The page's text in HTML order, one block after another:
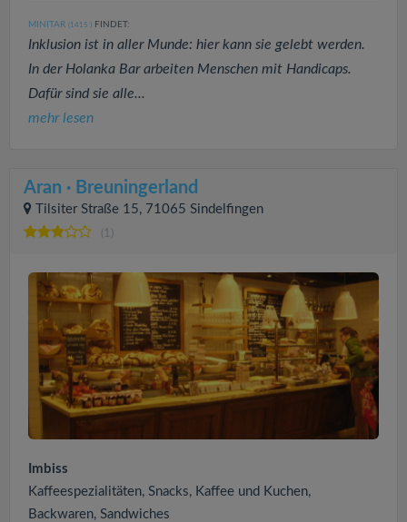
MINITAR (1415 ) FINDET:
Inklusion ist in aller Munde: hier kann sie gelebt werden.
In der Holanka Bar arbeiten Menschen mit Handicaps.
Dafür sind sie alle...
mehr lesen
Aran · Breuningerland
Tilsiter Straße 15, 71065 Sindelfingen
(1)
Imbiss
Kaffeespezialitäten, Snacks, Kaffee und Kuchen,
Backwaren, Sandwiches